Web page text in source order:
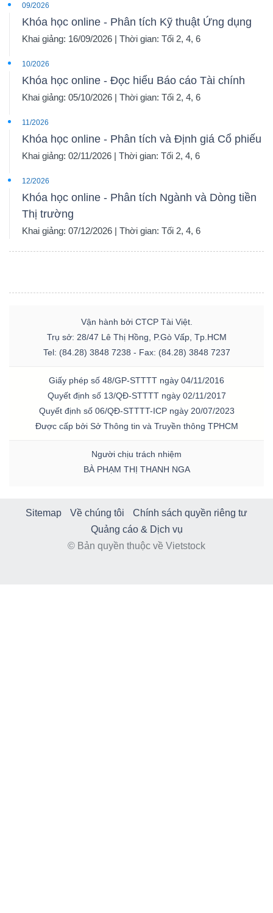
09/2026
Khóa học online - Phân tích Kỹ thuật Ứng dụng
Khai giảng: 16/09/2026 | Thời gian: Tối 2, 4, 6
10/2026
Khóa học online - Đọc hiểu Báo cáo Tài chính
Khai giảng: 05/10/2026 | Thời gian: Tối 2, 4, 6
11/2026
Khóa học online - Phân tích và Định giá Cổ phiếu
Khai giảng: 02/11/2026 | Thời gian: Tối 2, 4, 6
12/2026
Khóa học online - Phân tích Ngành và Dòng tiền
Thị trường
Khai giảng: 07/12/2026 | Thời gian: Tối 2, 4, 6
Vận hành bởi CTCP Tài Việt.
Trụ sở: 28/47 Lê Thị Hồng, P.Gò Vấp, Tp.HCM
Tel: (84.28) 3848 7238 - Fax: (84.28) 3848 7237
Giấy phép số 48/GP-STTTT ngày 04/11/2016
Quyết định số 13/QĐ-STTTT ngày 02/11/2017
Quyết định số 06/QĐ-STTTT-ICP ngày 20/07/2023
Được cấp bởi Sở Thông tin và Truyền thông TPHCM
Người chịu trách nhiệm
BÀ PHẠM THỊ THANH NGA
Sitemap Về chúng tôi
Chính sách quyền riêng tư
Quảng cáo & Dịch vụ
© Bản quyền thuộc về Vietstock